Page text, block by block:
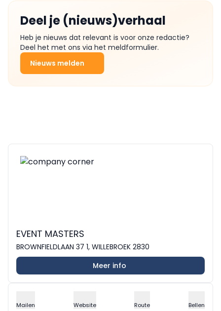
Deel je (nieuws)verhaal
Heb je nieuws dat relevant is voor onze redactie?
Deel het met ons via het meldformulier.
Nieuws melden
EVENT MASTERS
BROWNFIELDLAAN 37 1, WILLEBROEK 2830
Meer info
Mailen Website Route Bellen